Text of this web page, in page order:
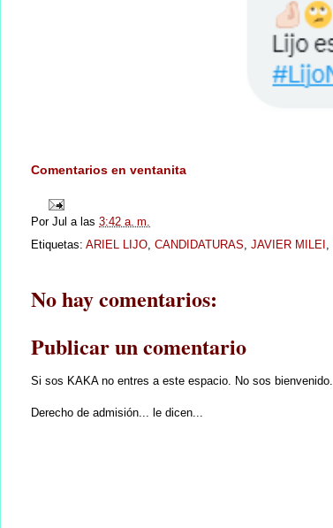
Comentarios en ventanita
Por Jul a las 3:42 a. m.
Etiquetas: ARIEL LIJO CANDIDATURAS JAVIER MILEI
No hay comentarios:
Publicar un comentario
Si sos KAKA no entres a este espacio. No sos bienvenido.
Derecho de admisión... le dicen...